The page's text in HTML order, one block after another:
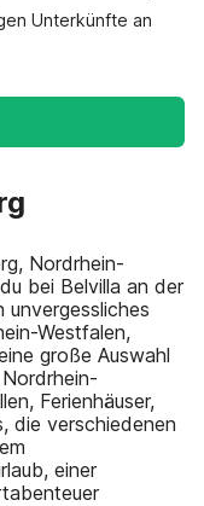
Unterkünfte an
Nordrhein-
bei Belvilla an der
unvergessliches
Westfalen,
große Auswahl
Ferienhäuser,
die verschiedenen
einer